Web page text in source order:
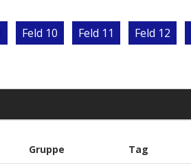
Feld 10 Feld 11 Feld 12
Gruppe Tag